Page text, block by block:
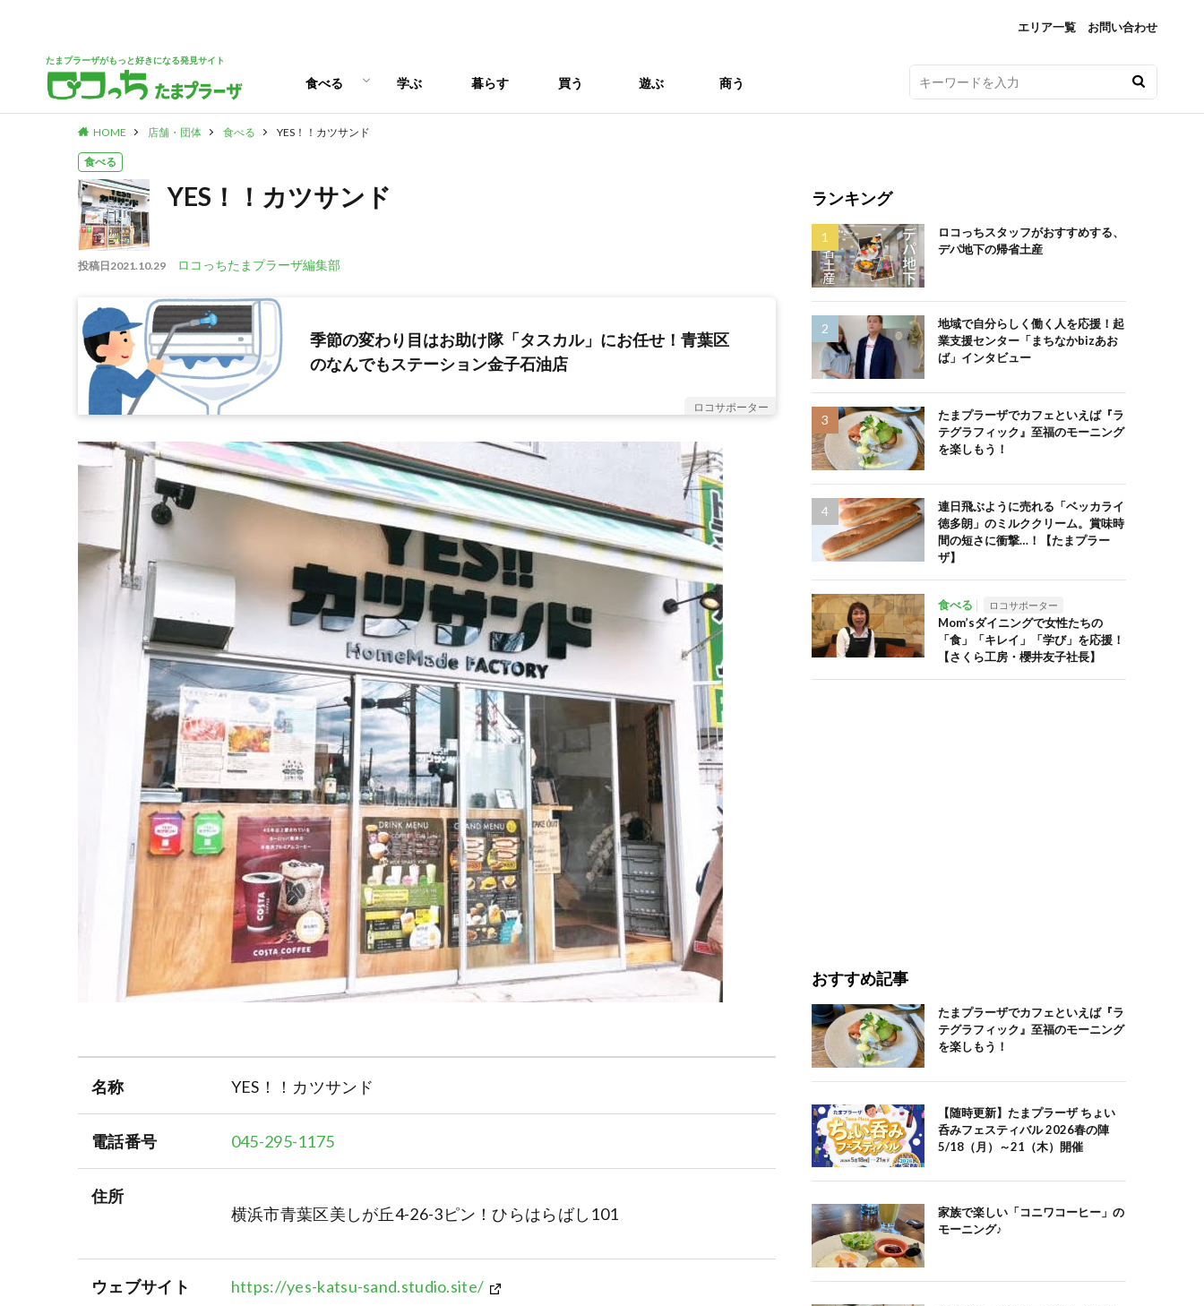
エリア一覧 お問い合わせ
たまプラーザがもっと好きになる発見サイト
食べる
パン
スイーツ
ランチ
カフェ
学ぶ 暮らす 買う 遊ぶ 商う
HOME 店舗・団体 食べる YES！！カツサンド
食べる
YES！！カツサンド
投稿日2021.10.29 ロコっちたまプラーザ編集部
季節の変わり目はお助け隊「タスカル」にお任せ！青葉区
のなんでもステーション金子石油店
ロコサポーター
名称 YES！！カツサンド
電話番号 045-295-1175
住所
横浜市青葉区美しが丘4-26-3ピン！ひらはらばし101
ウェブサイト https://yes-katsu-sand.studio.site/
ランキング
ロコっちスタッフがおすすめする、
デパ地下の帰省土産
地域で自分らしく働く人を応援！起
業支援センター「まちなかbizあお
ば」インタビュー
たまプラーザでカフェといえば『ラ
テグラフィック』至福のモーニング
を楽しもう！
連日飛ぶように売れる「ベッカライ
徳多朗」のミルククリーム。賞味時
間の短さに衝撃…！【たまプラー
ザ】
食べる ロコサポーター
Mom’sダイニングで女性たちの
「食」「キレイ」「学び」を応援！
【さくら工房・櫻井友子社長】
おすすめ記事
たまプラーザでカフェといえば『ラ
テグラフィック』至福のモーニング
を楽しもう！
【随時更新】たまプラーザ ちょい
呑みフェスティバル 2026春の陣
5/18（月）～21（木）開催
家族で楽しい「コニワコーヒー」の
モーニング♪